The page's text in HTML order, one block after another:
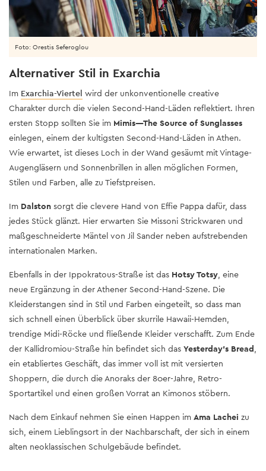
Foto: Orestis Seferoglou
Alternativer Stil in Exarchia
Im Exarchia-Viertel wird der unkonventionelle creative
Charakter durch die vielen Second-Hand-Läden reflektiert. Ihren
ersten Stopp sollten Sie im Mimis—The Source of Sunglasses
einlegen, einem der kultigsten Second-Hand-Läden in Athen.
Wie erwartet, ist dieses Loch in der Wand gesäumt mit Vintage-
Augengläsern und Sonnenbrillen in allen möglichen Formen,
Stilen und Farben, alle zu Tiefstpreisen.
Im Dalston sorgt die clevere Hand von Effie Pappa dafür, dass
jedes Stück glänzt. Hier erwarten Sie Missoni Strickwaren und
maßgeschneiderte Mäntel von Jil Sander neben aufstrebenden
internationalen Marken.
Ebenfalls in der Ippokratous-Straße ist das Hotsy Totsy, eine
neue Ergänzung in der Athener Second-Hand-Szene. Die
Kleiderstangen sind in Stil und Farben eingeteilt, so dass man
sich schnell einen Überblick über skurrile Hawaii-Hemden,
trendige Midi-Röcke und fließende Kleider verschafft. Zum Ende
der Kallidromiou-Straße hin befindet sich das Yesterday’s Bread,
ein etabliertes Geschäft, das immer voll ist mit versierten
Shoppern, die durch die Anoraks der 80er-Jahre, Retro-
Sportartikel und einen großen Vorrat an Kimonos stöbern.
Nach dem Einkauf nehmen Sie einen Happen im Ama Lachei zu
sich, einem Lieblingsort in der Nachbarschaft, der sich in einem
alten neoklassischen Schulgebäude befindet.